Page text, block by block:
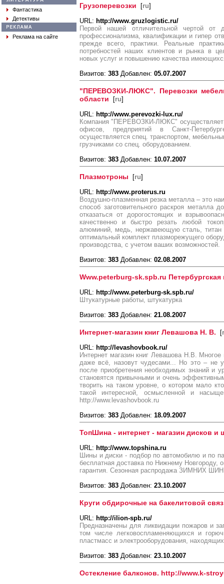
Фантастика
Детективы
Реклама на сайте
Грузоперевозки [ru]
URL: http://www.gruzlogistic.ru/
Первой нашей отличительной чертой от
профессионализма, квалификации и гипер
прежде всего, практики. Реальные
потребностей наших клиентов и рынка в
новых услуг и повышению качества
Визитов: 383 Добавлен: 05.07.2007
"ПЕРЕВОЗКИ-ЛЮКС". Перевозки
области [ru]
URL: http://www.perevozki-lux.ru/
Компания "ПЕРЕВОЗКИ-ЛЮКС" осуществляет
офисов, предприятий в Санкт-
осуществляется спец. транспортом,
грузчиками со спец. оборудованием.
Визитов: 383 Добавлен: 10.07.2007
Плазмотроны [ru]
URL: http://www.proterus.ru
Воздушно-плазменная резка металла – это
способ заготовительного раскроя металла
отказаться от дорогостоящих и
качественно и быстро резать любой
алюминий, медь, нержавеющую сталь,
оптимальный комплект плазморежущего
производства, с учетом ваших возможностей.
Визитов: 383 Добавлен: 02.08.2007
Www.peterburg-sk.spb.ru Петербургская
URL: http://www.peterburg-sk.spb.ru/
Штукатурные работы, штукатурка
Визитов: 383 Добавлен: 21.08.2007
Интернет-магазин книг Левашова Н. В. [
URL: http://levashovbook.ru/
Интернет магазин книг Левашова Н.В.
даже всё, назовут чудесами... Но это – не
после приобретения необходимых знаний и
становятся привычными и очень
творить на таком уровне, о котором мало
такой интересной, осмысленной и
http://www.levashovbook.ru
Визитов: 383 Добавлен: 18.09.2007
ТопШина - интернет - магазин дисков и
URL: http://www.topshina.ru
Шины и диски - подбор по автомобилю и по
бесплатная доставка по Нижнему Новгороду,
гарантия. Сезонная распродажа ЗИМНИХ ШИН
Визитов: 383 Добавлен: 23.10.2007
Круги обдирочные на бакелитовой
URL: http://ilion-spb.ru/
Предназначены для ликвидации пожаров и
том числе легковоспламеняющихся и
пластмасс и электрооборудования,
Визитов: 383 Добавлен: 23.10.2007
Остекление балконов. http://www.k-